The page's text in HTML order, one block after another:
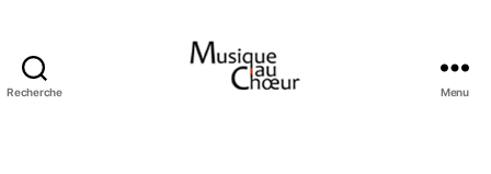
Recherche Menu